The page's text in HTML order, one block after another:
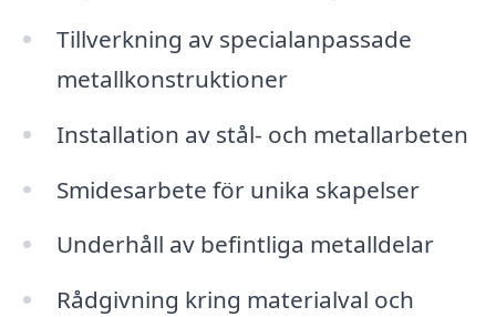
Tillverkning av specialanpassade
metallkonstruktioner
Installation av stål- och metallarbeten
Smidesarbete för unika skapelser
Underhåll av befintliga metalldelar
Rådgivning kring materialval och